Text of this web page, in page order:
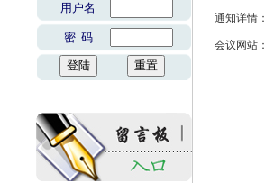
用户名
密 码
通知详情：
会议网站：